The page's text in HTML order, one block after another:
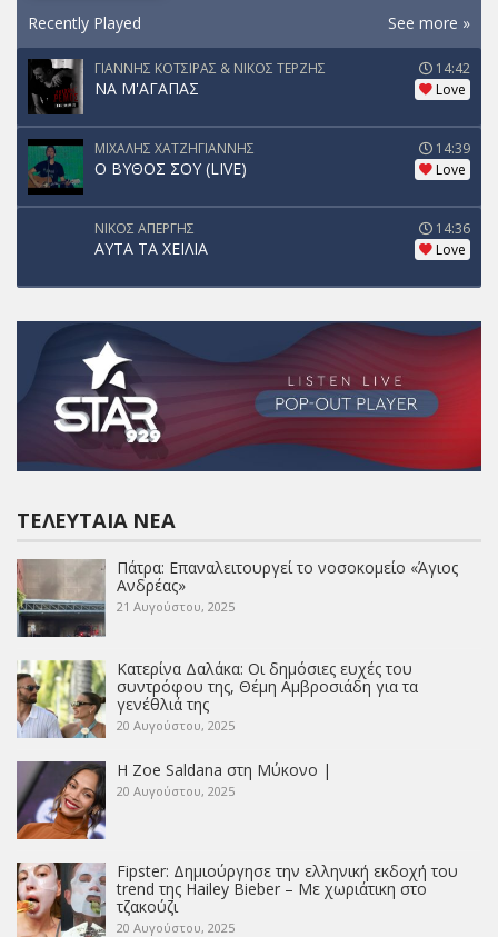
Recently Played See more »
ΓΙΑΝΝΗΣ ΚΟΤΣΙΡΑΣ & ΝΙΚΟΣ ΤΕΡΖΗΣ
ΝΑ Μ'ΑΓΑΠΑΣ
14:42
Love
ΜΙΧΑΛΗΣ ΧΑΤΖΗΓΙΑΝΝΗΣ
Ο ΒΥΘΟΣ ΣΟΥ (LIVE)
14:39
Love
ΝΙΚΟΣ ΑΠΕΡΓΗΣ
ΑΥΤΑ ΤΑ ΧΕΙΛΙΑ
14:36
Love
ΤΕΛΕΥΤΑΊΑ ΝΈΑ
Πάτρα: Επαναλειτουργεί το νοσοκομείο «Άγιος
Ανδρέας»
21 Αυγούστου, 2025
Κατερίνα Δαλάκα: Οι δημόσιες ευχές του
συντρόφου της, Θέμη Αμβροσιάδη για τα
γενέθλιά της
20 Αυγούστου, 2025
Η Zoe Saldana στη Μύκονο |
20 Αυγούστου, 2025
Fipster: Δημιούργησε την ελληνική εκδοχή του
trend της Hailey Bieber – Με χωριάτικη στο
τζακούζι
20 Αυγούστου, 2025